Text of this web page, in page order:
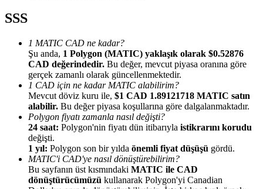
Kullanıcı başına %65'e kadar komisyon!
Yönlendirme
SSS
1 MATIC CAD ne kadar?
Şu anda, 1 Polygon (MATIC) yaklaşık olarak $0.52876
CAD değerindedir. Bu değer, mevcut piyasa oranına göre
gerçek zamanlı olarak güncellenmektedir.
1 CAD için ne kadar MATIC alabilirim?
Mevcut döviz kuru ile, $1 CAD 1.89121718 MATIC satın
alabilir. Bu değer piyasa koşullarına göre dalgalanmaktadır.
Polygon fiyatı zamanla nasıl değişti?
24 saat: Polygon'nin fiyatı dün itibarıyla istikrarını korudu
değişti.
1 yıl: Polygon son bir yılda önemli fiyat düşüşü gördü.
MATIC'i CAD'ye nasıl dönüştürebilirim?
Bu sayfanın üst kısmındaki MATIC ile CAD
dönüştürücümüzü kullanarak Polygon'yi Canadian